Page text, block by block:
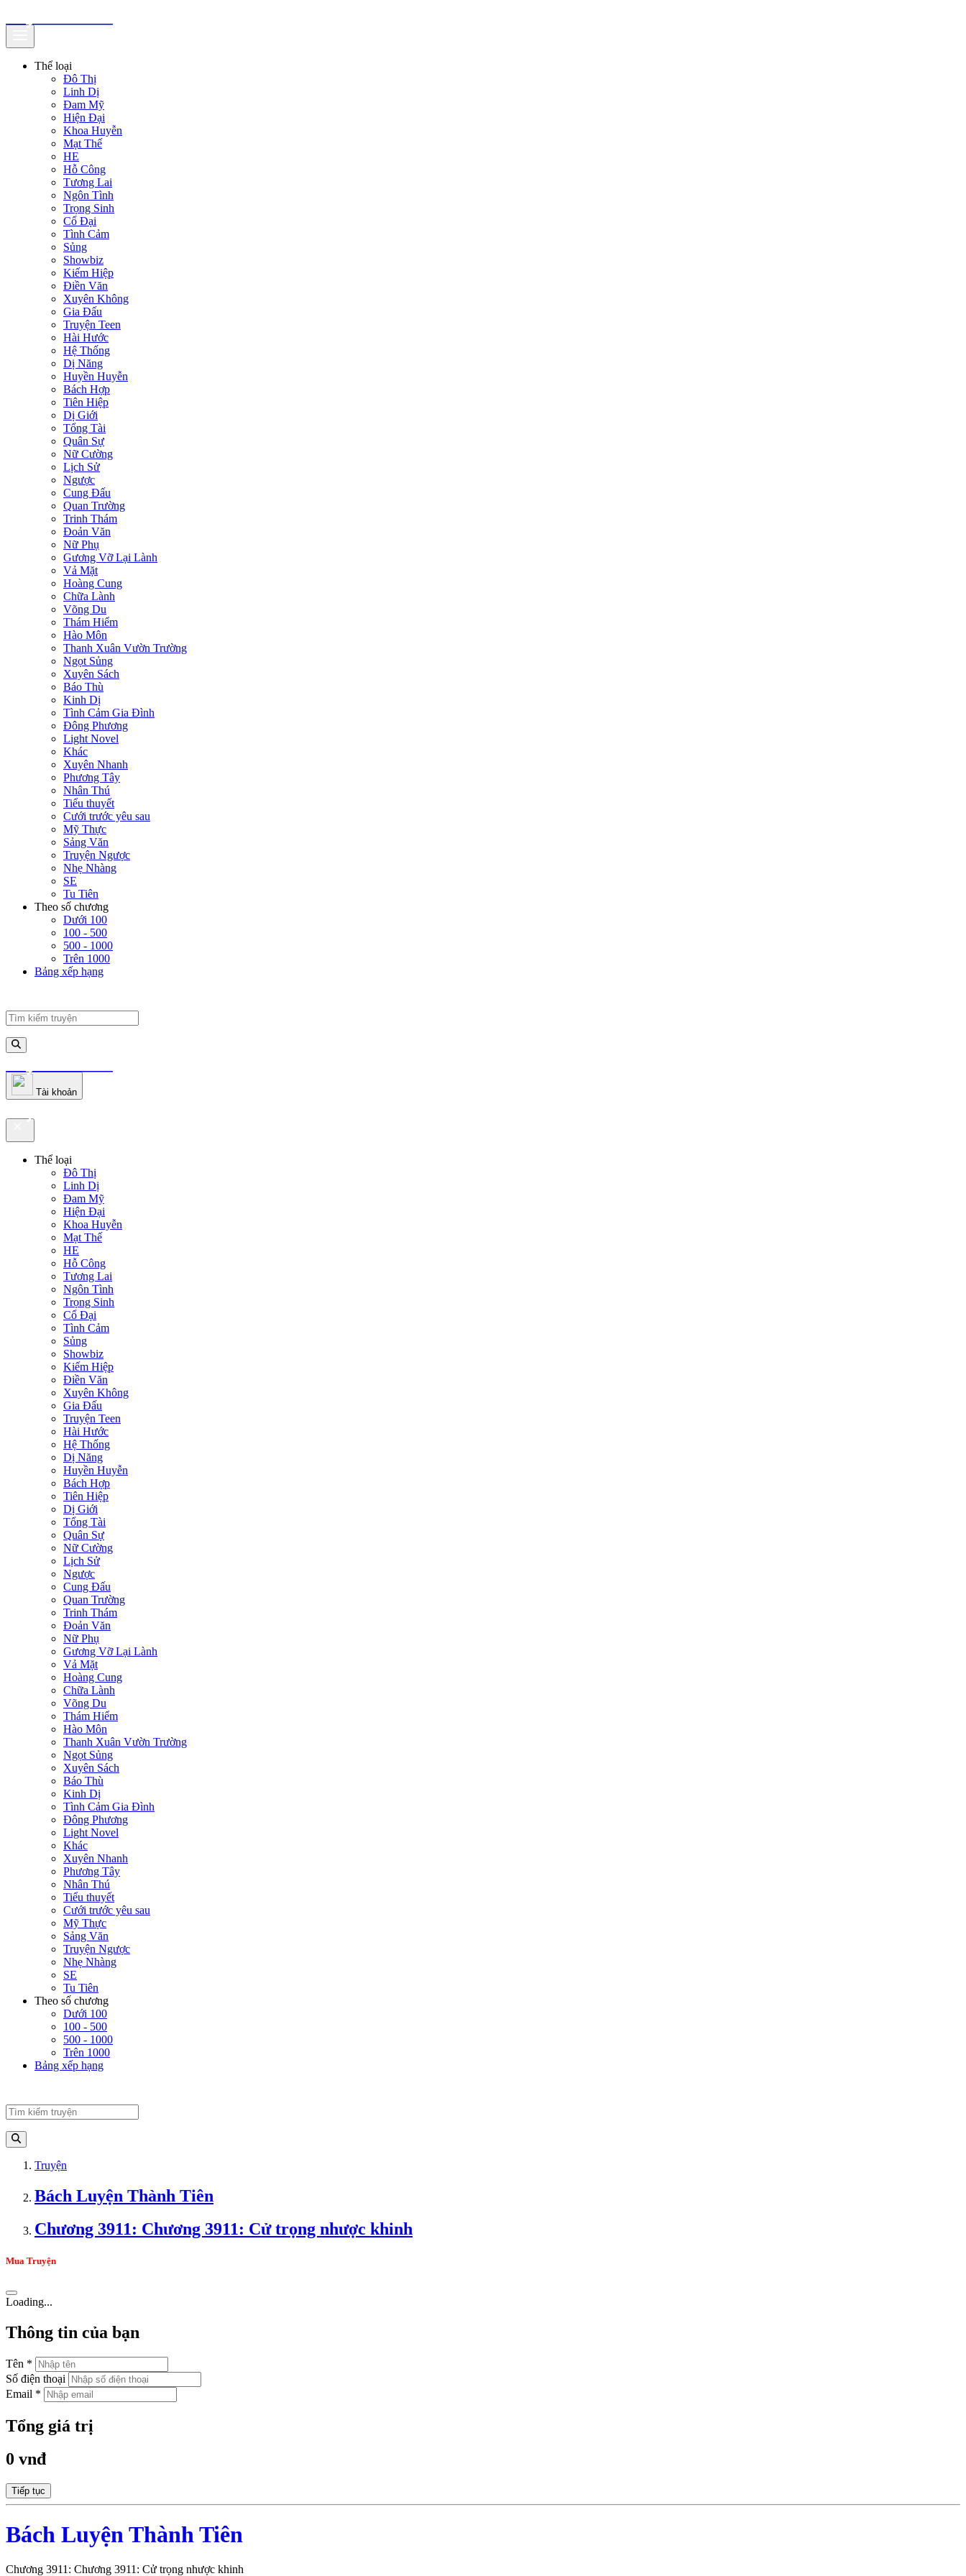
Thể loại
Đô Thị
Linh Dị
Đam Mỹ
Hiện Đại
Khoa Huyễn
Mạt Thế
HE
Hỗ Công
Tương Lai
Ngôn Tình
Trọng Sinh
Cổ Đại
Tình Cảm
Sủng
Showbiz
Kiếm Hiệp
Điền Văn
Xuyên Không
Gia Đấu
Truyện Teen
Hài Hước
Hệ Thống
Dị Năng
Huyền Huyễn
Bách Hợp
Tiên Hiệp
Dị Giới
Tổng Tài
Quân Sự
Nữ Cường
Lịch Sử
Ngược
Cung Đấu
Quan Trường
Trinh Thám
Đoản Văn
Nữ Phụ
Gương Vỡ Lại Lành
Vả Mặt
Hoàng Cung
Chữa Lành
Võng Du
Thám Hiểm
Hào Môn
Thanh Xuân Vườn Trường
Ngọt Sủng
Xuyên Sách
Báo Thù
Kinh Dị
Tình Cảm Gia Đình
Đông Phương
Light Novel
Khác
Xuyên Nhanh
Phương Tây
Nhân Thú
Tiểu thuyết
Cưới trước yêu sau
Mỹ Thực
Sảng Văn
Truyện Ngược
Nhẹ Nhàng
SE
Tu Tiên
Theo số chương
Dưới 100
100 - 500
500 - 1000
Trên 1000
Bảng xếp hạng
truyenfullz.com
Tài khoản
truyenfullz.com
Thể loại
Đô Thị
Linh Dị
Đam Mỹ
Hiện Đại
Khoa Huyễn
Mạt Thế
HE
Hỗ Công
Tương Lai
Ngôn Tình
Trọng Sinh
Cổ Đại
Tình Cảm
Sủng
Showbiz
Kiếm Hiệp
Điền Văn
Xuyên Không
Gia Đấu
Truyện Teen
Hài Hước
Hệ Thống
Dị Năng
Huyền Huyễn
Bách Hợp
Tiên Hiệp
Dị Giới
Tổng Tài
Quân Sự
Nữ Cường
Lịch Sử
Ngược
Cung Đấu
Quan Trường
Trinh Thám
Đoản Văn
Nữ Phụ
Gương Vỡ Lại Lành
Vả Mặt
Hoàng Cung
Chữa Lành
Võng Du
Thám Hiểm
Hào Môn
Thanh Xuân Vườn Trường
Ngọt Sủng
Xuyên Sách
Báo Thù
Kinh Dị
Tình Cảm Gia Đình
Đông Phương
Light Novel
Khác
Xuyên Nhanh
Phương Tây
Nhân Thú
Tiểu thuyết
Cưới trước yêu sau
Mỹ Thực
Sảng Văn
Truyện Ngược
Nhẹ Nhàng
SE
Tu Tiên
Theo số chương
Dưới 100
100 - 500
500 - 1000
Trên 1000
Bảng xếp hạng
Truyện
Bách Luyện Thành Tiên
Chương 3911: Chương 3911: Cử trọng nhược khinh
Mua Truyện
Loading...
Thông tin của bạn
Tên *
Số điện thoại
Email *
Tổng giá trị
0 vnđ
Tiếp tục
Bách Luyện Thành Tiên
Chương 3911: Chương 3911: Cử trọng nhược khinh